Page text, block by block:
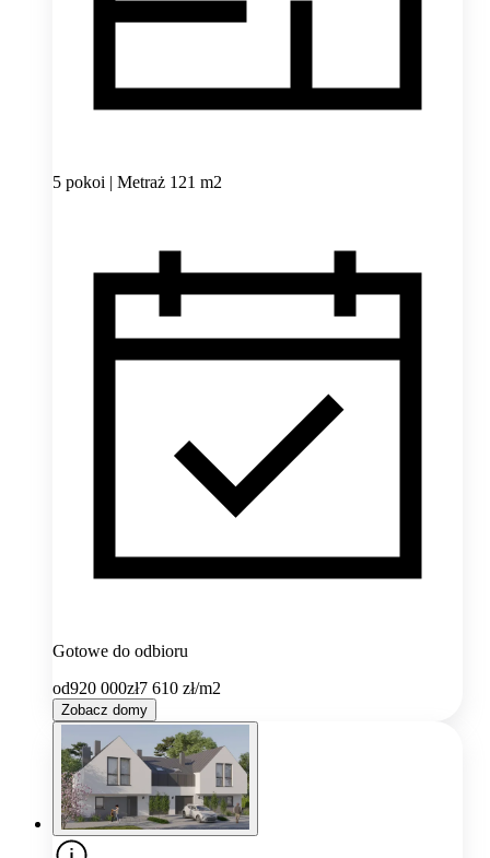
5 pokoi | Metraż 121 m2
Gotowe do odbioru
od920 000zł7 610 zł/m2
Zobacz domy